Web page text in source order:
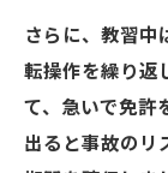
さらに、教習中
転操作を繰り返
て、急いで免許
出ると事故のリ